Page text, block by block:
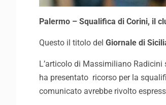
Palermo – Squalifica di Corini, il
Questo il titolo del Giornale di
L’articolo di Massimiliano
ha presentato ricorso per la
comunicato avrebbe rivolto